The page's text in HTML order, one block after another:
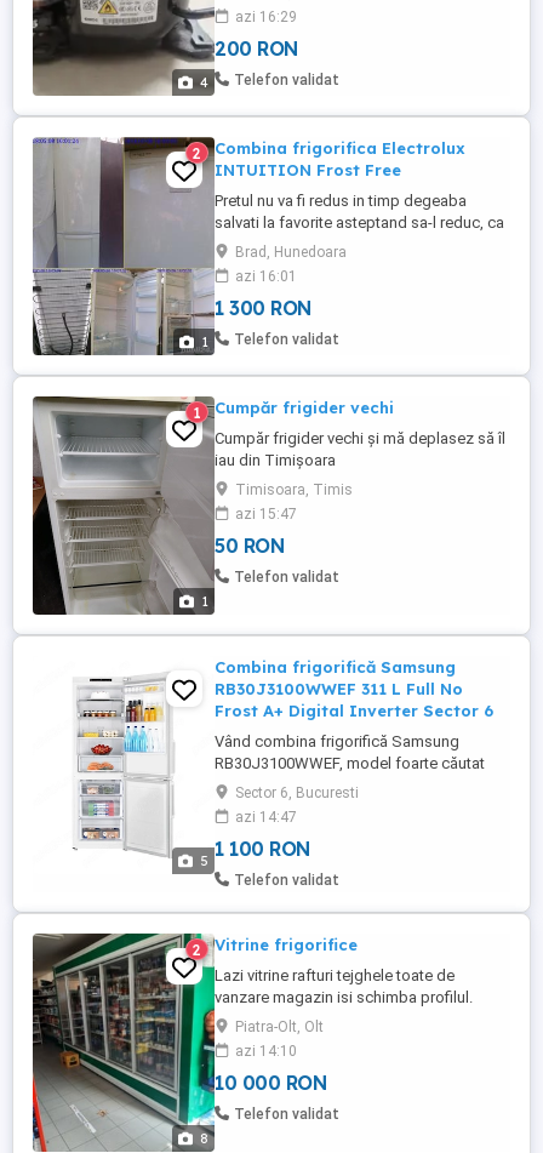
4
perfect functional, de vanzare fix 200 lei !
azi 16:29
200 RON
Telefon validat
1
2
Combina frigorifica Electrolux
INTUITION Frost Free
Pretul nu va fi redus in timp degeaba
salvati la favorite asteptand sa-l reduc, ca
practic il urc treptat Doar 1300 lei
negociabil, oricum are valoare mult mai
mare de atat Nu o trimit cu ramburs Nu ma
grabesc sa o vand deoarece este bine
pusa la conservare Rog nu mai deranjati si
Brad, Hunedoara
azi 16:01
1 300 RON
Telefon validat
1
1 Cumpăr frigider vechi
Cumpăr frigider vechi și mă deplasez să îl
iau din Timișoara
Timisoara, Timis
azi 15:47
50 RON
Telefon validat
5
Combina frigorifică Samsung
RB30J3100WWEF 311 L Full No
Frost A+ Digital Inverter Sector 6
Vând combina frigorifică Samsung
RB30J3100WWEF, model foarte căutat
datorită fiabilității, consumului redus și
sistemului Full No Frost real (frigider +
congelator). Capacitate 311 litri, clasă
energetică A+, compresor Digital Inverter,
nivel de zgomot 39 dB ideal pentru
Sector 6, Bucuresti
azi 14:47
1 100 RON
Telefon validat
8
2 Vitrine frigorifice
Lazi vitrine rafturi tejghele toate de
vanzare magazin isi schimba profilul.
Piatra-Olt, Olt
azi 14:10
10 000 RON
Telefon validat